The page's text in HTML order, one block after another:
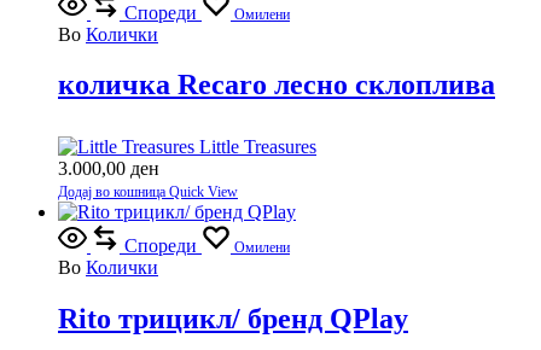
Спореди Омилени
Во Колички
количка Recaro лесно склоплива
Little Treasures
3.000,00 ден
Додај во кошница Quick View
Спореди Омилени
Во Колички
Rito трицикл/ бренд QPlay